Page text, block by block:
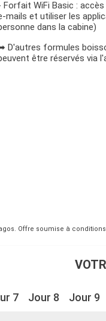
Forfait WiFi Basic :
mails et utiliser les
dans la cabine)
D'autres formules
être réservés via
Offre soumise à
7 Jour 8 Jour 9